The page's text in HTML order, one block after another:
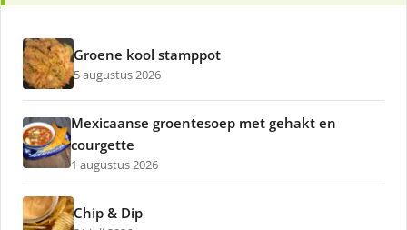
Groene kool stamppot
5 augustus 2026
Mexicaanse groentesoep met gehakt en
courgette
1 augustus 2026
Chip & Dip